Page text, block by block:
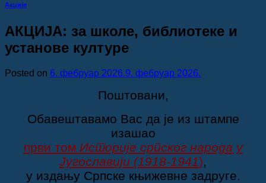
Акције
АКЦИЈА: за школе, библиотеке и
установе културе
Posted on 6. фебруар 2026.9. фебруар 2026.
Поштовани,
Обавештавамо Вас да је из штампе
изашао
први том Историје српског народа у
Југославији (1918-1941),
у издању Српске књижевне задруге.